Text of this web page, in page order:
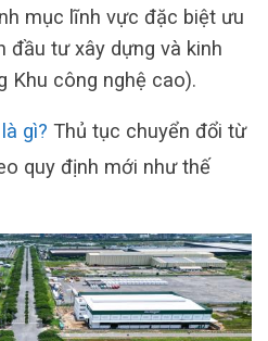
mục lĩnh vực đặc biệt ưu
đầu tư xây dựng và kinh
Khu công nghệ cao).
gì? Thủ tục chuyển đổi từ
quy định mới như thế